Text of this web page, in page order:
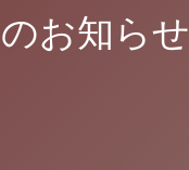
お知らせ